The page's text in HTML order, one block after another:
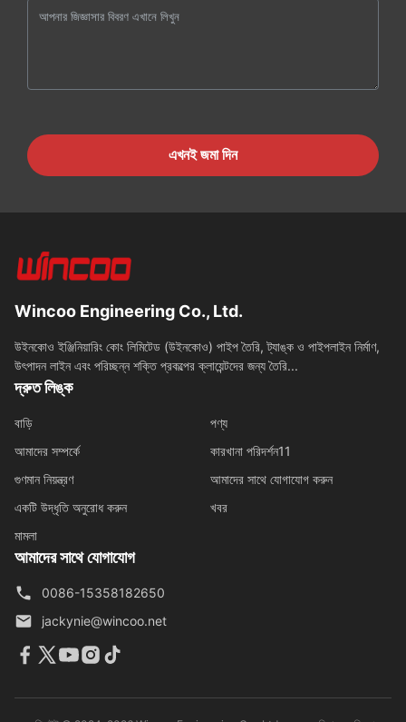
এখনই জমা দিন
Wincoo Engineering Co., Ltd.
উইনকোও ইঞ্জিনিয়ারিং কোং লিমিটেড (উইনকোও) পাইপ তৈরি, ট্যাঙ্ক ও পাইপলাইন নির্মাণ,
উৎপাদন লাইন এবং পরিচ্ছন্ন শক্তি প্রকল্পের ক্লায়েন্টদের জন্য তৈরি...
দ্রুত লিঙ্ক
বাড়ি
পণ্য
আমাদের সম্পর্কে
কারখানা পরিদর্শন11
গুণমান নিয়ন্ত্রণ
আমাদের সাথে যোগাযোগ করুন
একটি উদ্ধৃতি অনুরোধ করুন
খবর
মামলা
আমাদের সাথে যোগাযোগ
0086-15358182650
jackynie@wincoo.net